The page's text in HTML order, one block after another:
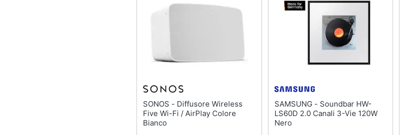
SONOS - Diffusore Wireless
Five Wi-Fi / AirPlay Colore
Bianco
SAMSUNG - Soundbar HW-
LS60D 2.0 Canali 3-Vie 120W
Nero